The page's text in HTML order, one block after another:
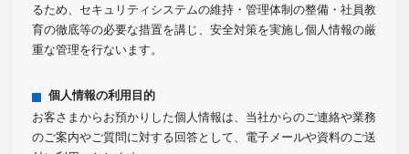
るため、セキュリティシステムの維持・管理体制の整備・社員教
育の徹底等の必要な措置を講じ、安全対策を実施し個人情報の厳
重な管理を行ないます。
個人情報の利用目的
お客さまからお預かりした個人情報は、当社からのご連絡や業務
のご案内やご質問に対する回答として、電子メールや資料のご送